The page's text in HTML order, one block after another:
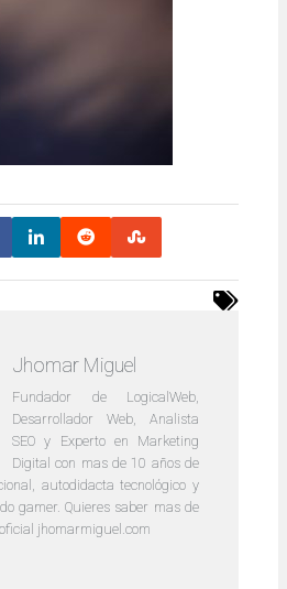
Jhomar Miguel
Fundador de LogicalWeb,
Desarrollador Web, Analista
SEO y Experto en Marketing
Digital con mas de 10 años de
autodidacta tecnológico y
gamer. Quieres saber mas de
jhomarmiguel.com